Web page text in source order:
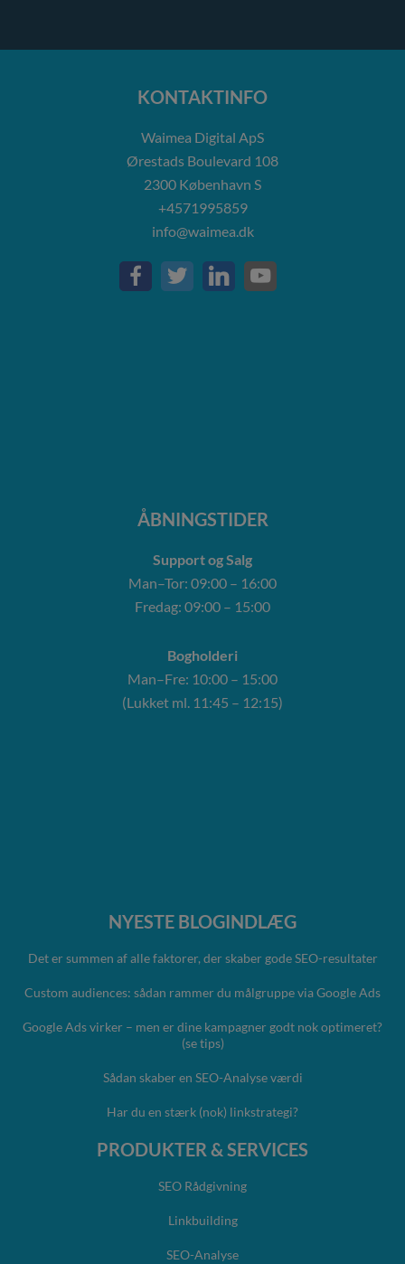
KONTAKTINFO
Waimea Digital ApS
Ørestads Boulevard 108
2300 København S
+4571995859
info@waimea.dk
ÅBNINGSTIDER
Support og Salg
Man–Tor: 09:00 – 16:00
Fredag: 09:00 – 15:00
Bogholderi
Man–Fre: 10:00 – 15:00
(Lukket ml. 11:45 – 12:15)
NYESTE BLOGINDLÆG
Det er summen af alle faktorer, der skaber gode SEO-resultater
Custom audiences: sådan rammer du målgruppe via Google Ads
Google Ads virker – men er dine kampagner godt nok optimeret?
(se tips)
Sådan skaber en SEO-Analyse værdi
Har du en stærk (nok) linkstrategi?
PRODUKTER & SERVICES
SEO Rådgivning
Linkbuilding
SEO-Analyse